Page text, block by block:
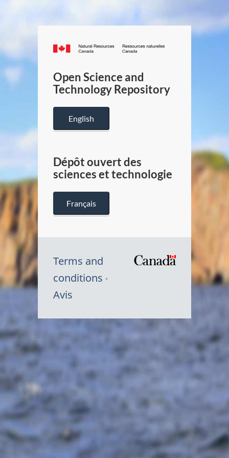
Canada.ca
/
Canada
Open Science and
Technology Repository
English
Dépôt ouvert des
sciences et technologie
Français
Terms and
conditions
Avis
Symbole
Canada